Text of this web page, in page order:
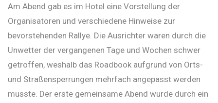
Am Abend gab es im Hotel eine Vorstellung der
Organisatoren und verschiedene Hinweise zur
bevorstehenden Rallye. Die Ausrichter waren durch die
Unwetter der vergangenen Tage und Wochen schwer
getroffen, weshalb das Roadbook aufgrund von Orts-
und Straßensperrungen mehrfach angepasst werden
musste. Der erste gemeinsame Abend wurde durch ein